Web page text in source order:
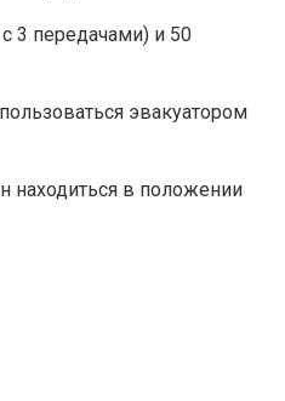
3 передачами) и 50
эвакуатором
находиться в положении